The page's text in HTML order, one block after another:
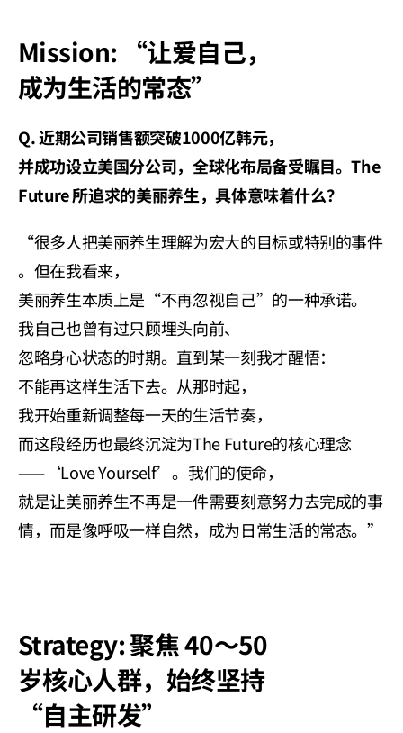
Mission: “让爱自己，
成为生活的常态”
Q. 近期公司销售额突破1000亿韩元，
并成功设立美国分公司，全球化布局备受瞩目。The
Future 所追求的美丽养生，具体意味着什么？
“很多人把美丽养生理解为宏大的目标或特别的事件
。但在我看来，
美丽养生本质上是“不再忽视自己”的一种承诺。
我自己也曾有过只顾埋头向前、
忽略身心状态的时期。直到某一刻我才醒悟：
不能再这样生活下去。从那时起，
我开始重新调整每一天的生活节奏，
而这段经历也最终沉淀为The Future的核心理念
——‘Love Yourself’。我们的使命，
就是让美丽养生不再是一件需要刻意努力去完成的事
情，而是像呼吸一样自然，成为日常生活的常态。”
Strategy: 聚焦 40～50
岁核心人群，始终坚持
“自主研发”